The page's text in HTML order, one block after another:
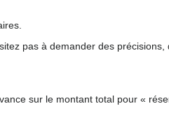
pas à demander des
sur le montant total pour «